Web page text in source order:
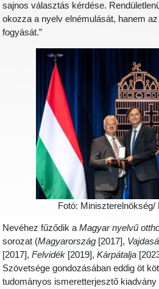
sajnos választás kérdése.
okozza a nyelv elnémulását, hanem
fogyását.”
Fotó: Miniszterelnökség/
Nevéhez fűződik aMagyar nyelvű
sorozat (Magyarország [2017],
[2017],Felvidék [2019],Kárpátalja
Szövetsége gondozásában eddig öt
tudományos ismeretterjesztő kiadvány